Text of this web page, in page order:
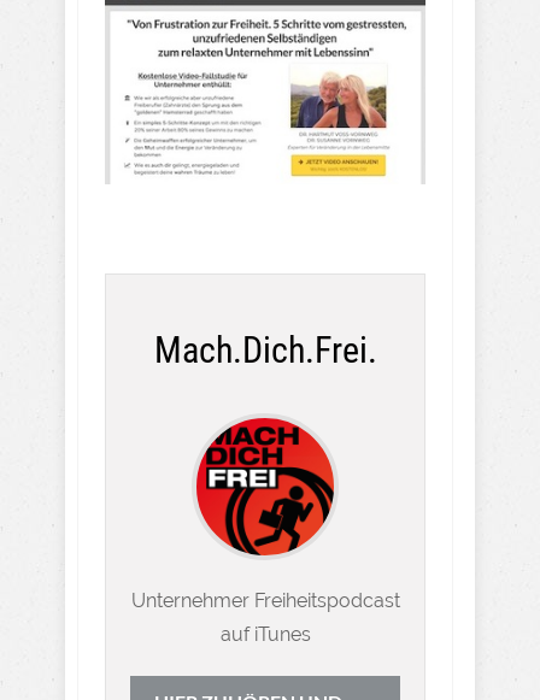
Mach.Dich.Frei.
Unternehmer Freiheitspodcast
auf iTunes